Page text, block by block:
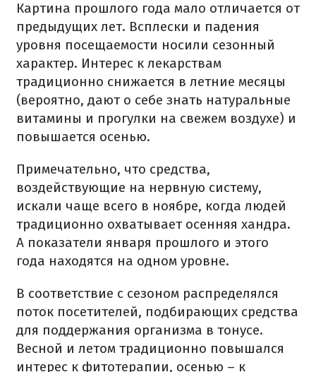
Картина прошлого года мало отличается от
предыдущих лет. Всплески и падения
уровня посещаемости носили сезонный
характер. Интерес к лекарствам
традиционно снижается в летние месяцы
(вероятно, дают о себе знать натуральные
витамины и прогулки на свежем воздухе) и
повышается осенью.
Примечательно, что средства,
воздействующие на нервную систему,
искали чаще всего в ноябре, когда людей
традиционно охватывает осенняя хандра.
А показатели января прошлого и этого
года находятся на одном уровне.
В соответствие с сезоном распределялся
поток посетителей, подбирающих средства
для поддержания организма в тонусе.
Весной и летом традиционно повышался
интерес к фитотерапии, осенью – к